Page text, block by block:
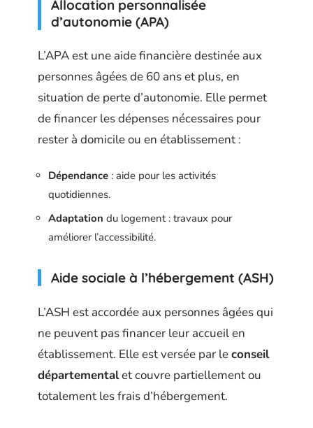
Allocation personnalisée
d’autonomie (APA)
L’APA est une aide financière destinée aux
personnes âgées de 60 ans et plus, en
situation de perte d’autonomie. Elle permet
de financer les dépenses nécessaires pour
rester à domicile ou en établissement :
Dépendance : aide pour les activités
quotidiennes.
Adaptation du logement : travaux pour
améliorer l’accessibilité.
Aide sociale à l’hébergement (ASH)
L’ASH est accordée aux personnes âgées qui
ne peuvent pas financer leur accueil en
établissement. Elle est versée par leconseil
départementalet couvre partiellement ou
totalement les frais d’hébergement.